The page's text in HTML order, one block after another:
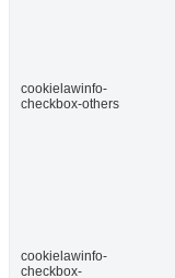
cookielawinfo-
checkbox-others
cookielawinfo-
checkbox-